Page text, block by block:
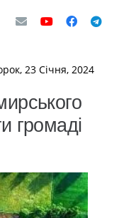
23 Січня, 2024
громаді